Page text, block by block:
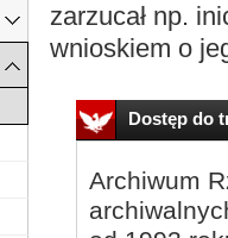
zarzucał np.
wnioskiem o
Dostęp do
Archiwum